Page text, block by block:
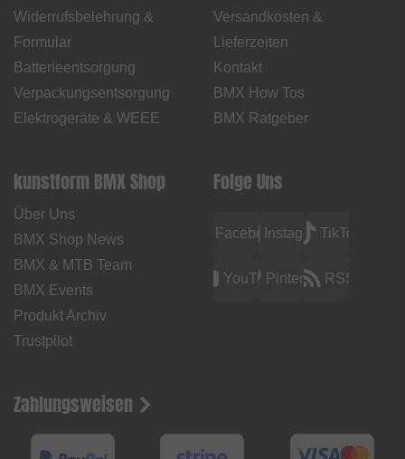
Widerrufsbelehrung &
Formular
Batterieentsorgung
Verpackungsentsorgung
Elektrogeräte & WEEE
Versandkosten &
Lieferzeiten
Kontakt
BMX How Tos
BMX Ratgeber
kunstform BMX Shop
Über Uns
BMX Shop News
BMX & MTB Team
BMX Events
Produkt Archiv
Trustpilot
Folge Uns
FacebookInstagramTikTok
YouTubePinterest RSS
Zahlungsweisen